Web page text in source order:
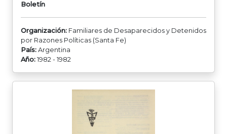
Boletín
Organización: Familiares de Desaparecidos y Detenidos
por Razones Políticas (Santa Fe)
País: Argentina
Año: 1982 - 1982